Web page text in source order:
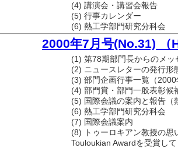
(4) 講演会・講習会報告
(5) 行事カレンダー
(6) 熱工学部門研究分科会
2000年7月号(No.31) （
(1) 第78期部門長からのメッ
(2) ニュースレターの発行形
(3) 部門企画行事一覧（
(4) 部門賞・部門一般表彰候
(5) 国際会議の案内と報告（
(6) 熱工学部門研究分科会
(7) 国際会議案内
(8) トゥーロキアン教授の
Touloukian Awardを受賞し